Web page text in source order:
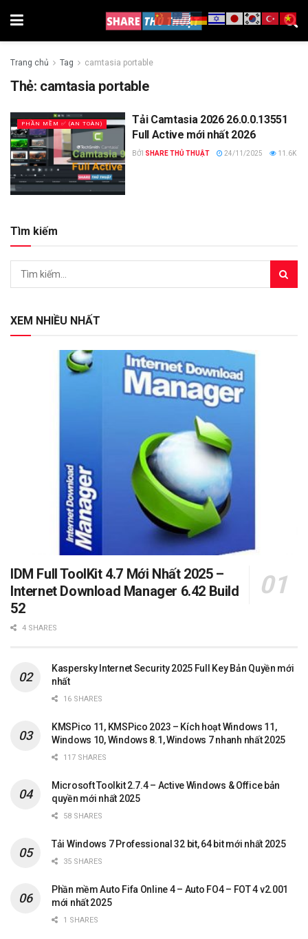
Trang chủ Tag camtasia portable
Thẻ: camtasia portable
PHẦN MỀM ✅ (AN TOÀN)
Tải Camtasia 2026 26.0.0.13551
Full Active mới nhất 2026
BỞI SHARE THỦ THUẬT 24/11/2025 11.6K
Tìm kiếm
XEM NHIỀU NHẤT
IDM Full ToolKit 4.7 Mới Nhất 2025 –
Internet Download Manager 6.42 Build
52
4 SHARES
Kaspersky Internet Security 2025 Full Key Bản Quyền mới
nhất
16 SHARES
KMSPico 11, KMSPico 2023 – Kích hoạt Windows 11,
Windows 10, Windows 8.1, Windows 7 nhanh nhất 2025
117 SHARES
Microsoft Toolkit 2.7.4 – Active Windows & Office bản
quyền mới nhất 2025
58 SHARES
Tải Windows 7 Professional 32 bit, 64 bit mới nhất 2025
35 SHARES
Phần mềm Auto Fifa Online 4 – Auto FO4 – FOT 4 v2.001
mới nhất 2025
1 SHARES